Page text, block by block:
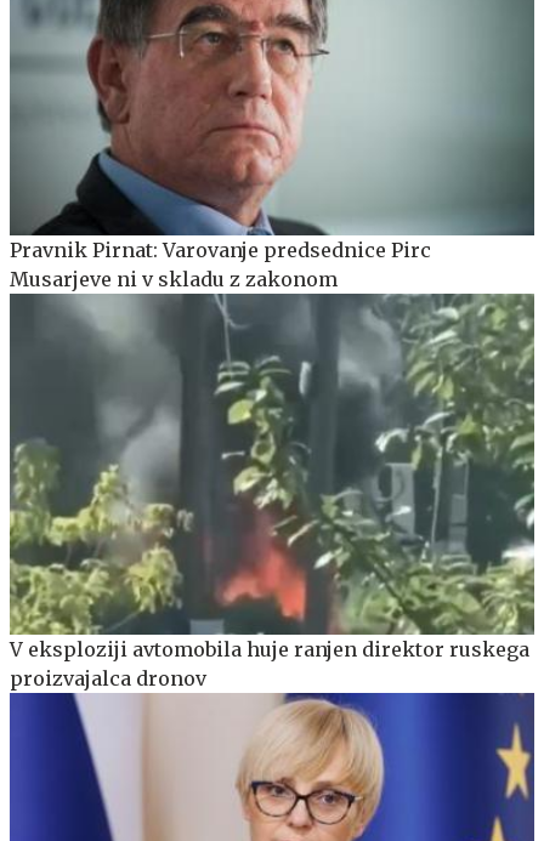
Pravnik Pirnat: Varovanje predsednice Pirc
Musarjeve ni v skladu z zakonom
V eksploziji avtomobila huje ranjen direktor ruskega
proizvajalca dronov